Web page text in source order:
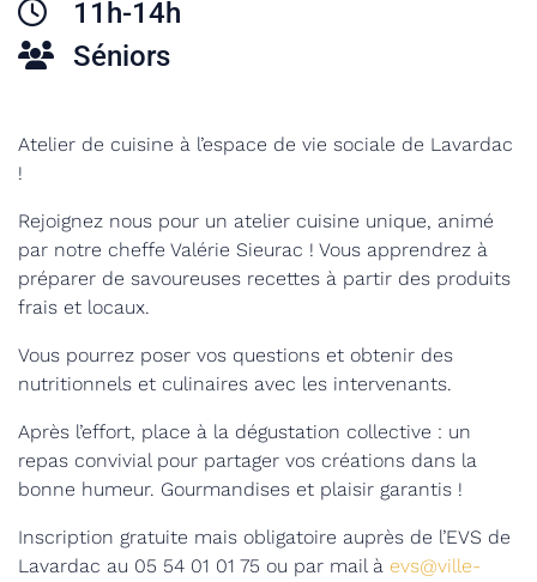
11h-14h
Séniors
Atelier de cuisine à l’espace de vie sociale de Lavardac
!
Rejoignez nous pour un atelier cuisine unique, animé
par notre cheffe Valérie Sieurac ! Vous apprendrez à
préparer de savoureuses recettes à partir des produits
frais et locaux.
Vous pourrez poser vos questions et obtenir des
nutritionnels et culinaires avec les intervenants.
Après l’effort, place à la dégustation collective : un
repas convivial pour partager vos créations dans la
bonne humeur. Gourmandises et plaisir garantis !
Inscription gratuite mais obligatoire auprès de l’EVS de
Lavardac au 05 54 01 01 75 ou par mail à evs@ville-